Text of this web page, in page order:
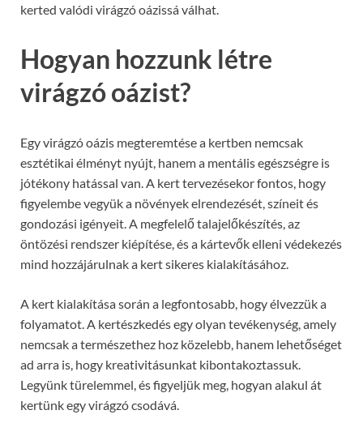
kerted valódi virágzó oázissá válhat.
Hogyan hozzunk létre
virágzó oázist?
Egy virágzó oázis megteremtése a kertben nemcsak
esztétikai élményt nyújt, hanem a mentális egészségre is
jótékony hatással van. A kert tervezésekor fontos, hogy
figyelembe vegyük a növények elrendezését, színeit és
gondozási igényeit. A megfelelő talajelőkészítés, az
öntözési rendszer kiépítése, és a kártevők elleni védekezés
mind hozzájárulnak a kert sikeres kialakításához.
A kert kialakítása során a legfontosabb, hogy élvezzük a
folyamatot. A kertészkedés egy olyan tevékenység, amely
nemcsak a természethez hoz közelebb, hanem lehetőséget
ad arra is, hogy kreativitásunkat kibontakoztassuk.
Legyünk türelemmel, és figyeljük meg, hogyan alakul át
kertünk egy virágzó csodává.